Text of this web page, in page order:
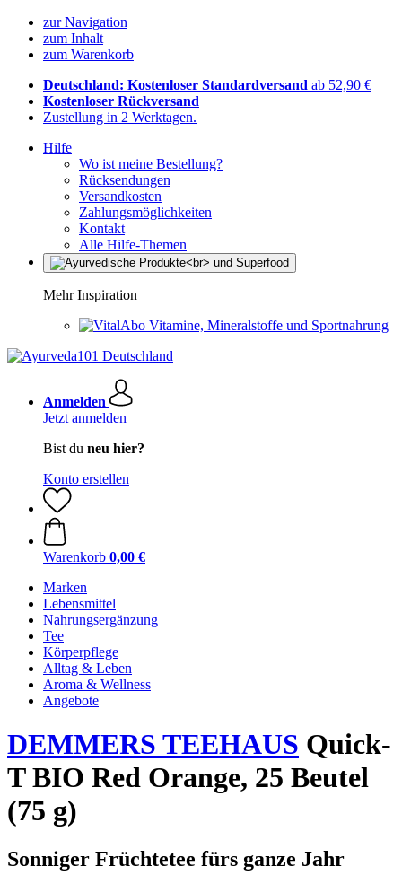
zur Navigation
zum Inhalt
zum Warenkorb
Deutschland: Kostenloser Standardversand ab 52,90 €
Kostenloser Rückversand
Zustellung in 2 Werktagen.
Hilfe
Wo ist meine Bestellung?
Rücksendungen
Versandkosten
Zahlungsmöglichkeiten
Kontakt
Alle Hilfe-Themen
Mehr Inspiration
Vitamine, Mineralstoffe und Sportnahrung
Anmelden
Jetzt anmelden
Bist du neu hier?
Konto erstellen
Warenkorb 0,00 €
Marken
Lebensmittel
Nahrungsergänzung
Tee
Körperpflege
Alltag & Leben
Aroma & Wellness
Angebote
DEMMERS TEEHAUS Quick-
T BIO Red Orange, 25 Beutel
(75 g)
Sonniger Früchtetee fürs ganze Jahr